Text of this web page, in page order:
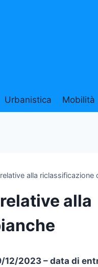
Urbanistica Mobilità
alla riclassificazione
alla
2023 – data di